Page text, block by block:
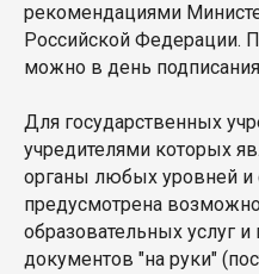
рекомендациями
Российской Федерации.
можно в день
Для государственных
учредителями которых
органы любых уровней и
предусмотрена
образовательных услуг
документов "на руки"